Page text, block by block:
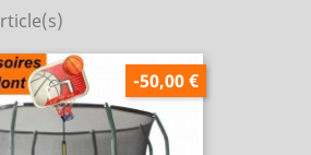
-50,00 €